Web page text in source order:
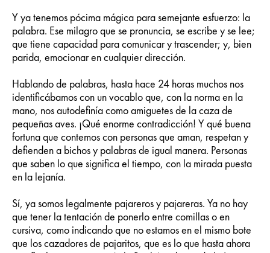
Y ya tenemos pócima mágica para semejante esfuerzo: la
palabra. Ese milagro que se pronuncia, se escribe y se lee;
que tiene capacidad para comunicar y trascender; y, bien
parida, emocionar en cualquier dirección.
Hablando de palabras, hasta hace 24 horas muchos nos
identificábamos con un vocablo que, con la norma en la
mano, nos autodefinía como amiguetes de la caza de
pequeñas aves. ¡Qué enorme contradicción! Y qué buena
fortuna que contemos con personas que aman, respetan y
defienden a bichos y palabras de igual manera. Personas
que saben lo que significa el tiempo, con la mirada puesta
en la lejanía.
Sí, ya somos legalmente pajareros y pajareras. Ya no hay
que tener la tentación de ponerlo entre comillas o en
cursiva, como indicando que no estamos en el mismo bote
que los cazadores de pajaritos, que es lo que hasta ahora